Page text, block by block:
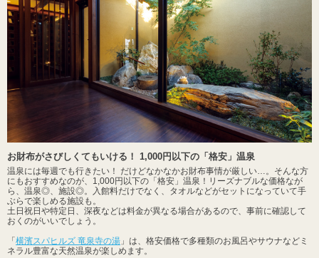
お財布がさびしくてもいける！ 1,000円以下の「格安」温泉
温泉には毎週でも行きたい！ だけどなかなかお財布事情が厳しい…。そんな方
にもおすすめなのが、1,000円以下の「格安」温泉！リーズナブルな価格なが
ら、温泉◎、施設◎。入館料だけでなく、タオルなどがセットになっていて手
ぶらで楽しめる施設も。
土日祝日や特定日、深夜などは料金が異なる場合があるので、事前に確認して
おくのがいいでしょう。
「 横濱スパヒルズ 竜泉寺の湯 」は、格安価格で多種類のお風呂やサウナなどミ
ネラル豊富な天然温泉が楽しめます。